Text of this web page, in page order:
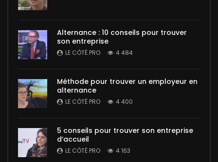
Alternance : 10 conseils pour trouver
son entreprise
LE CÔTÉ PRO 4 484
Méthode pour trouver un employeur en
alternance
LE CÔTÉ PRO 4 400
5 conseils pour trouver son entreprise
d’accueil
LE CÔTÉ PRO 4 163